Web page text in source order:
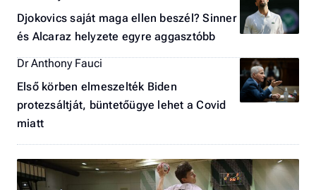
Djokovics saját maga ellen beszél? Sinner
és Alcaraz helyzete egyre aggasztóbb
Dr Anthony Fauci
Első körben elmeszelték Biden
protezsáltját, büntetőügye lehet a Covid
miatt